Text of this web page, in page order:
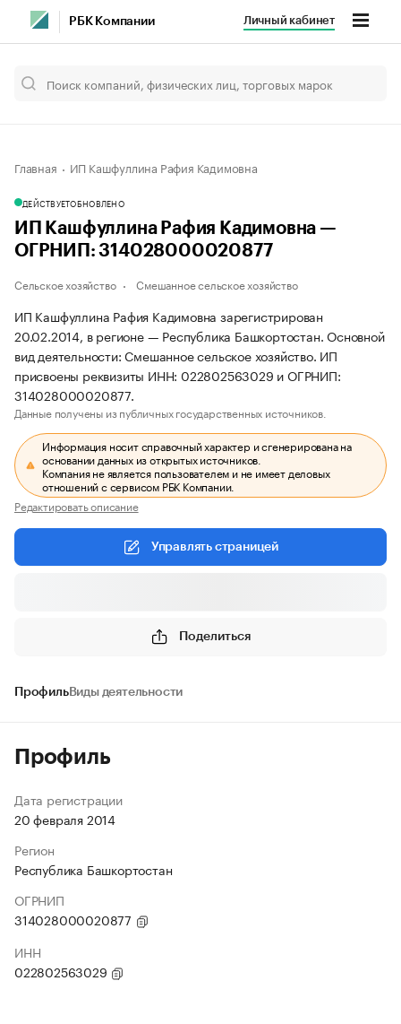
РБК Компании Личный кабинет
Главная ИП Кашфуллина Рафия Кадимовна
ДЕЙСТВУЕТОБНОВЛЕНО
ИП Кашфуллина Рафия Кадимовна —
ОГРНИП: 314028000020877
Сельское хозяйство Смешанное сельское хозяйство
ИП Кашфуллина Рафия Кадимовна зарегистрирован
20.02.2014, в регионе — Республика Башкортостан. Основной
вид деятельности: Смешанное сельское хозяйство. ИП
присвоены реквизиты ИНН: 022802563029 и ОГРНИП:
314028000020877.
Данные получены из публичных государственных источников.
Информация носит справочный характер и сгенерирована на
основании данных из открытых источников.
Компания не является пользователем и не имеет деловых
отношений с сервисом РБК Компании.
Редактировать описание
Управлять страницей
Поделиться
ПрофильВиды деятельности
Профиль
Дата регистрации
20 февраля 2014
Регион
Республика Башкортостан
ОГРНИП
314028000020877
ИНН
022802563029